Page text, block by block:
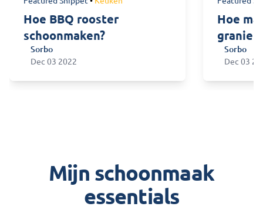
Hoe BBQ rooster
schoonmaken?
Sorbo
Sorbo
Dec 03 2022
Hoe
schoon?
Sorbo
Sorbo
Dec 03
Mijn schoonmaak
essentials